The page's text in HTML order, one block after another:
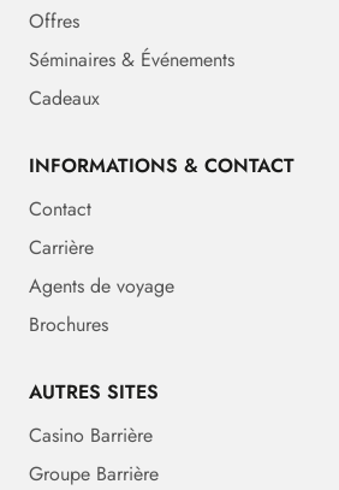
Offres
Séminaires & Événements
Cadeaux
INFORMATIONS & CONTACT
Contact
Carrière
Agents de voyage
Brochures
AUTRES SITES
Casino Barrière
Groupe Barrière